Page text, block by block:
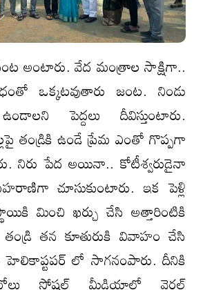
అంటారు. వేద మంత్రాల సాక్షిగా..
ఒక్కటవుతారు జంట. నిండు
పెద్దలు దీవిస్తుంటారు.
తండ్రికి ఉండే ప్రేమ ఎంతో గొప్పగా
నిరు పేద అయినా.. కోటీశ్వరుడైనా
చూసుకుంటారు. ఇక పెళ్లి
మించి ఖర్చు చేసి అత్తారింటికి
తండ్రి తన కూతురుకి వివాహం చేసి
హెలికాప్టపర్ లో సాగనంపారు. దీనికి
సోషల్ మీడియాలో వైరల్